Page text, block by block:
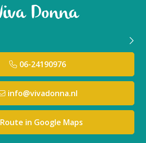
06-24190976
info@vivadonna.nl
Route in Google Maps